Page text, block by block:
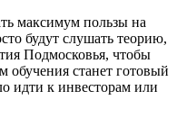
максимум пользы на
будут слушать теорию,
Подмосковья, чтобы
обучения станет готовый
идти к инвесторам или